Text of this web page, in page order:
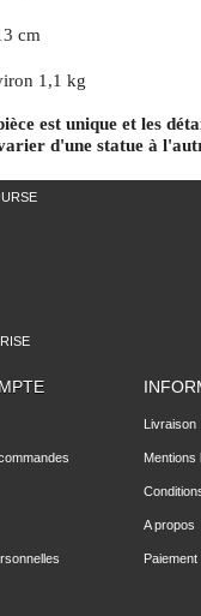
cm
1,1 kg
est unique et les
d'une statue à
Livraison
Mentions
A propos